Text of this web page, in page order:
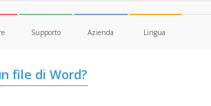
Supporto Azienda Lingua
file di Word?